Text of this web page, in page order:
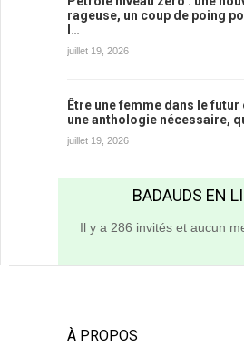
rageuse, un coup de poing
l…
juillet 19, 2026
Être une femme dans le futur
une anthologie nécessaire,
juillet 19, 2026
BADAUDS EN
Il y a 286 invités et aucun
À PROPOS